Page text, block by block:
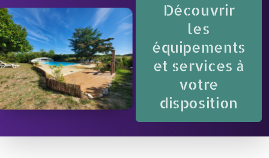
Découvrir
les
équipements
et services à
votre
disposition